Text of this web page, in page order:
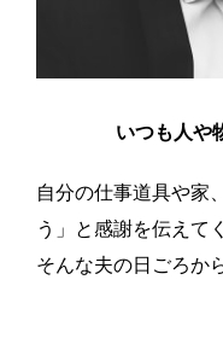
いつも人や
自分の仕事道具や家
う」と感謝を伝えて
そんな夫の日ごろか